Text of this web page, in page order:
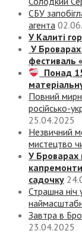
СБУ
агента
У Калиті
У
фестиваль
Понад
Повний
російсько-
25.04.2025
Незвичний
мистецтво
У Броварах
садочку
Страшна ніч
Завтра в
23.04.2025